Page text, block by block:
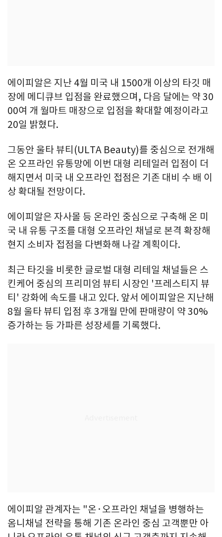
에이피알은 지난 4월 미국 내 1500개 이상의 타깃 매
장에 메디큐브 입점을 완료했으며, 다음 달에는 약 30
00여 개 월마트 매장으로 입점을 확대할 예정이라고
20일 밝혔다.
그동안 울타 뷰티(ULTA Beauty)를 중심으로 전개해
온 오프라인 유통망에 이번 대형 리테일러 입점이 더
해지면서 미국 내 오프라인 접점은 기존 대비 수 배 이
상 확대될 전망이다.
에이피알은 자사몰 등 온라인 중심으로 구축해 온 미
국 내 유통 구조를 대형 오프라인 채널로 본격 확장해
현지 소비자 접점을 다변화해 나갈 계획이다.
최근 타깃을 비롯한 글로벌 대형 리테일 채널들은 스
킨케어 중심의 프리미엄 뷰티 시장인 '프레스티지 뷰
티' 강화에 속도를 내고 있다. 앞서 에이피알은 지난해
8월 울타 뷰티 입점 후 3개월 만에 판매량이 약 30%
증가하는 등 가파른 성장세를 기록했다.
에이피알 관계자는 "온·오프라인 채널을 병행하는
옴니채널 전략을 통해 기존 온라인 중심 고객뿐만 아